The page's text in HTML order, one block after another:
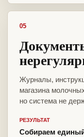
05
Журналы,
магазина
но система не
РЕЗУЛЬТАТ
Собираем